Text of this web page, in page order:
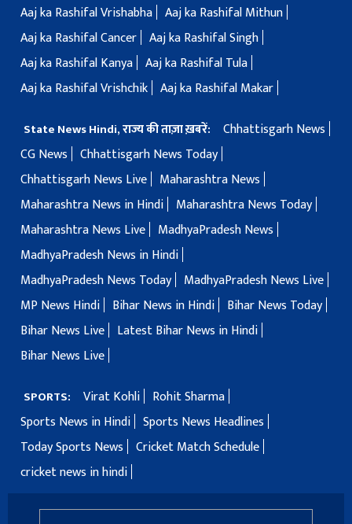
Aaj ka Rashifal Vrishabha Aaj ka Rashifal Mithun
Aaj ka Rashifal Cancer Aaj ka Rashifal Singh
Aaj ka Rashifal Kanya Aaj ka Rashifal Tula
Aaj ka Rashifal Vrishchik Aaj ka Rashifal Makar
State News Hindi, राज्य की ताज़ा ख़बरें:
Chhattisgarh News
CG News
Chhattisgarh News Today
Chhattisgarh News Live
Maharashtra News
Maharashtra News in Hindi
Maharashtra News Today
Maharashtra News Live
MadhyaPradesh News
MadhyaPradesh News in Hindi
MadhyaPradesh News Today
MadhyaPradesh News Live
MP News Hindi
Bihar News in Hindi
Bihar News Today
Bihar News Live
Latest Bihar News in Hindi
Bihar News Live
SPORTS: Virat Kohli
Rohit Sharma
Sports News in Hindi Sports News Headlines
Today Sports News
Cricket Match Schedule
cricket news in hindi